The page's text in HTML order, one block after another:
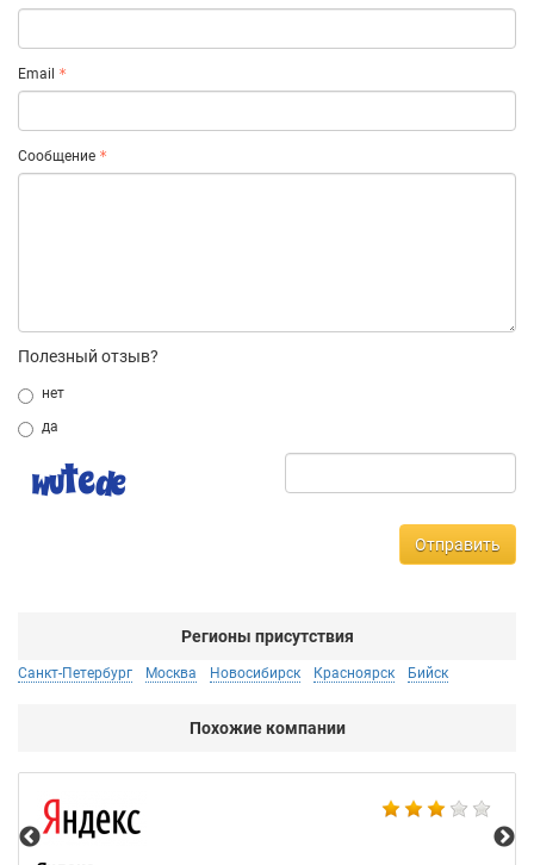
Email
Сообщение
Полезный отзыв?
нет
да
Отправить
Регионы присутствия
Санкт-Петербург Москва Новосибирск Красноярск Бийск
Похожие компании